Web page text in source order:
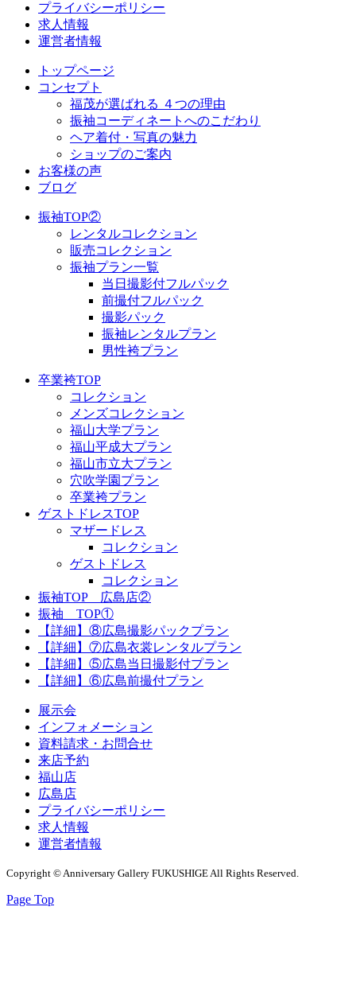
プライバシーポリシー
求人情報
運営者情報
トップページ
コンセプト
福茂が選ばれる ４つの理由
振袖コーディネートへのこだわり
ヘア着付・写真の魅力
ショップのご案内
お客様の声
ブログ
振袖TOP②
レンタルコレクション
販売コレクション
振袖プラン一覧
当日撮影付フルパック
前撮付フルパック
撮影パック
振袖レンタルプラン
男性袴プラン
卒業袴TOP
コレクション
メンズコレクション
福山大学プラン
福山平成大プラン
福山市立大プラン
穴吹学園プラン
卒業袴プラン
ゲストドレスTOP
マザードレス
コレクション
ゲストドレス
コレクション
振袖TOP 広島店②
振袖 TOP①
【詳細】⑧広島撮影パックプラン
【詳細】⑦広島衣裳レンタルプラン
【詳細】⑤広島当日撮影付プラン
【詳細】⑥広島前撮付プラン
展示会
インフォメーション
資料請求・お問合せ
来店予約
福山店
広島店
プライバシーポリシー
求人情報
運営者情報
Copyright © Anniversary Gallery FUKUSHIGE All Rights Reserved.
Page Top